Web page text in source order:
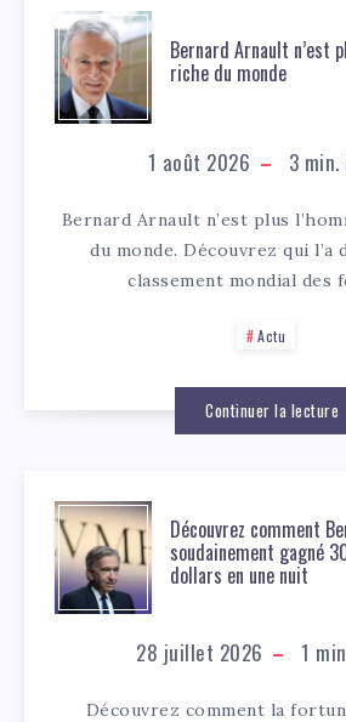
Bernard Arnault n’est
riche du monde
1 août 2026 3
Bernard Arnault n’est plus
du monde. Découvrez qui l’a
classement mondial des
Actu
Continuer la lecture
Découvrez comment
soudainement gagné
dollars en une nuit
28 juillet 2026 1
Découvrez comment la